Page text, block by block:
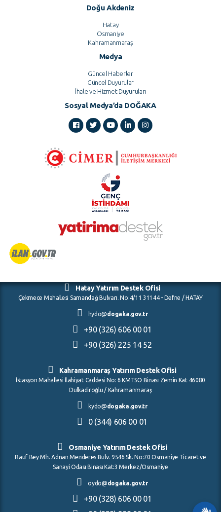
Doğu Akdeniz
Hatay
Osmaniye
Kahramanmaraş
Medya
Güncel Haberler
Güncel Duyurular
İhale ve Hizmet Duyuruları
Sosyal Medya’da DOĞAKA
Hatay Yatırım Destek Ofisi
Çekmece Mahallesi Samandağ Bulvarı. No:4/11 31144 - Defne / HATAY
hydo@dogaka.gov.tr
+90 (326) 606 00 01
+90 (326) 225 14 52
Kahramanmaraş Yatırım Destek Ofisi
İstasyon Mahallesi İlahiyat Caddesi No: 6 KMTSO Binası Zemin Kat 46080
Dulkadiroğlu / Kahramanmaraş
kydo@dogaka.gov.tr
0 (344) 606 00 01
Osmaniye Yatırım Destek Ofisi
Rauf Bey Mh. Adnan Menderes Bulv. 9546 Sk. No:70 Osmaniye Ticaret ve
Sanayi Odası Binası Kat:3 Merkez/Osmaniye
oydo@dogaka.gov.tr
+90 (328) 606 00 01